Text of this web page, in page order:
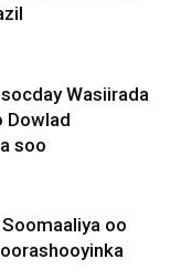
Wasiirada
Dowlad
soo
oo